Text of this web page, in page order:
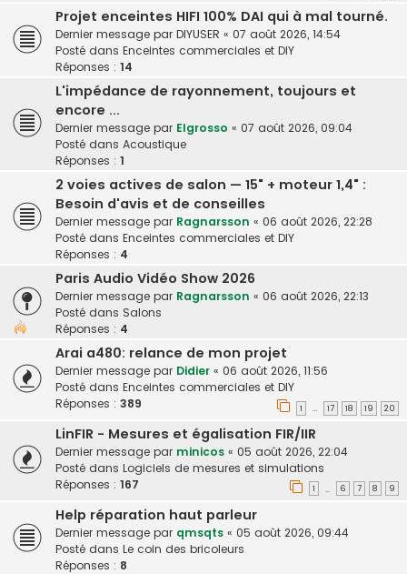
Projet enceintes HIFI 100% DAI qui à mal tourné.
Dernier message par DIYUSER « 07 août 2026, 14:54
Posté dans Enceintes commerciales et DIY
Réponses : 14
L'impédance de rayonnement, toujours et
encore ...
Dernier message par Elgrosso « 07 août 2026, 09:04
Posté dans Acoustique
Réponses : 1
2 voies actives de salon — 15" + moteur 1,4" :
Besoin d'avis et de conseilles
Dernier message par Ragnarsson « 06 août 2026, 22:28
Posté dans Enceintes commerciales et DIY
Réponses : 4
Paris Audio Vidéo Show 2026
Dernier message par Ragnarsson « 06 août 2026, 22:13
Posté dans Salons
Réponses : 4
Arai a480: relance de mon projet
Dernier message par Didier « 06 août 2026, 11:56
Posté dans Enceintes commerciales et DIY
Réponses : 389 1 … 17 18 19 20
LinFIR - Mesures et égalisation FIR/IIR
Dernier message par minicos « 05 août 2026, 22:04
Posté dans Logiciels de mesures et simulations
Réponses : 167 1 … 6 7 8 9
Help réparation haut parleur
Dernier message par qmsqts « 05 août 2026, 09:44
Posté dans Le coin des bricoleurs
Réponses : 8